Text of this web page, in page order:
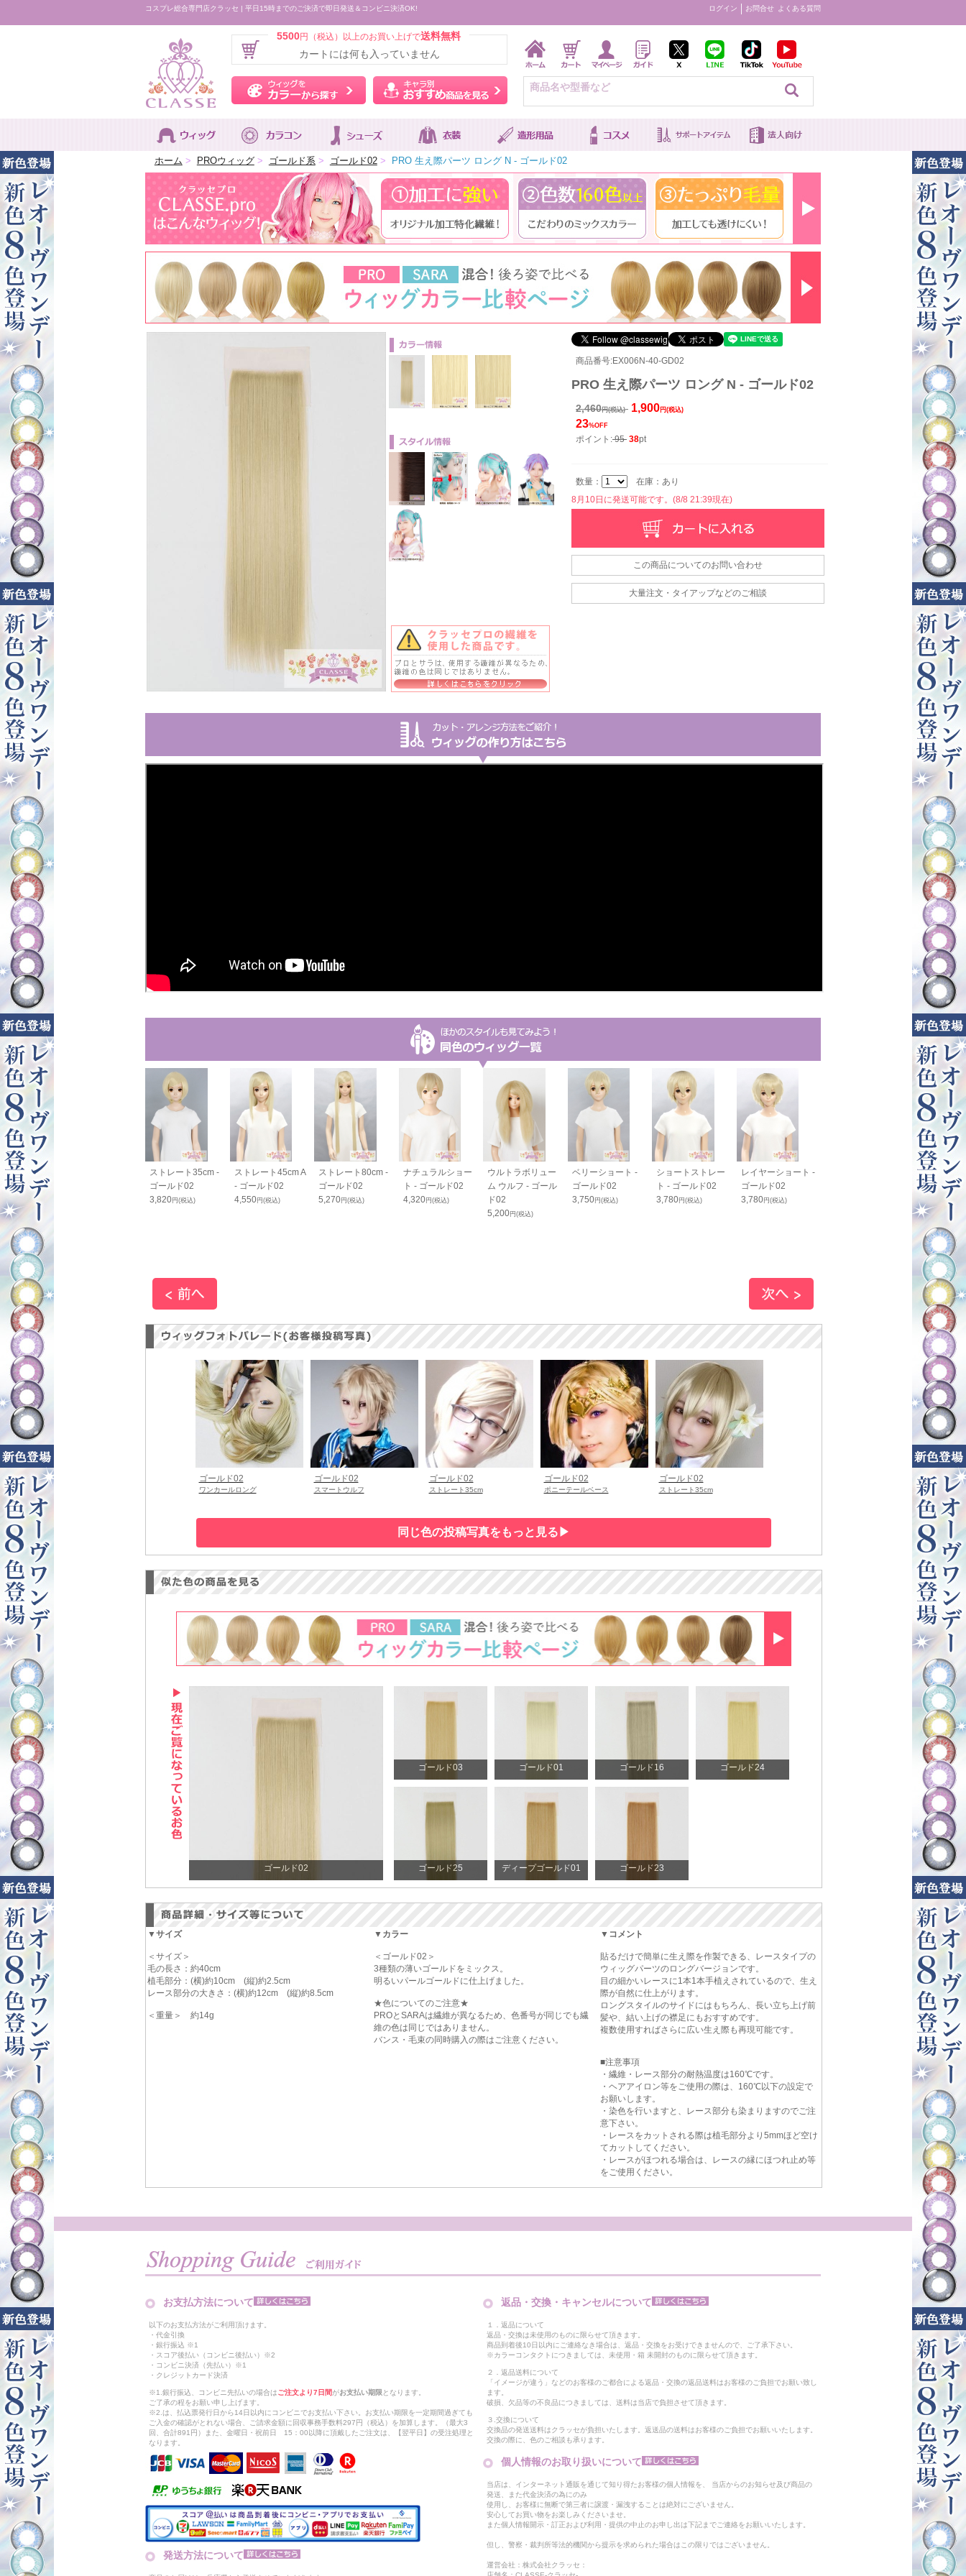
コスプレ総合専門店クラッセ | 平日15時までのご決済で即日発送＆コンビニ決済OK! ログイン お問合せ よくある質問
5500円（税込）以上のお買い上げで送料無料
カートには何も入っていません
ウィッグをカラーから探す キャラ別おすすめ商品を見る
ホーム > PROウィッグ > ゴールド系 > ゴールド02 > PRO 生え際パーツ ロング N - ゴールド02
商品番号:EX006N-40-GD02
PRO 生え際パーツ ロング N - ゴールド02
2,460円(税込) 1,900 円(税込)
23%OFF
ポイント:95 38pt
数量：
在庫：あり
8月10日に発送可能です。(8/8 21:39現在)
この商品についてのお問い合わせ
大量注文・タイアップなどのご相談
テールベー
ールド02
ストレート35cm -
ゴールド02
3,820円(税込)
ストレート45cm A
- ゴールド02
4,550円(税込)
ストレート80cm -
ゴールド02
5,270円(税込)
ナチュラルショー
ト - ゴールド02
4,320円(税込)
ウルトラボリュー
ム ウルフ - ゴール
ド02
5,200円(税込)
ベリーショート -
ゴールド02
3,750円(税込)
ショートストレー
ト - ゴールド02
3,780円(税込)
レイヤーショート -
ゴールド02
3,780円(税込)
スタンダード
ゴールド02
4,050
円(税込)
ゴールド02
ワンカールロング
ゴールド02
スマートウルフ
ゴールド02
ストレート35cm
ゴールド02
ポニーテールベース
ゴールド02
ストレート35cm
ゴールド02
ゴールド03 ゴールド01 ゴールド16 ゴールド24
ゴールド25 ディープゴールド01 ゴールド23
▼サイズ
＜サイズ＞
毛の長さ：約40cm
植毛部分：(横)約10cm (縦)約2.5cm
レース部分の大きさ：(横)約12cm (縦)約8.5cm
＜重量＞ 約14g
▼カラー
＜ゴールド02＞
3種類の薄いゴールドをミックス。
明るいパールゴールドに仕上げました。
★色についてのご注意★
PROとSARAは繊維が異なるため、色番号が同じでも繊
維の色は同じではありません。
バンス・毛束の同時購入の際はご注意ください。
▼コメント
貼るだけで簡単に生え際を作製できる、レースタイプの
ウィッグパーツのロングバージョンです。
目の細かいレースに1本1本手植えされているので、生え
際が自然に仕上がります。
ロングスタイルのサイドにはもちろん、長い立ち上げ前
髪や、結い上げの襟足にもおすすめです。
複数使用すればさらに広い生え際も再現可能です。
■注意事項
・繊維・レース部分の耐熱温度は160℃です。
・ヘアアイロン等をご使用の際は、160℃以下の設定で
お願いします。
・染色を行いますと、レース部分も染まりますのでご注
意下さい。
・レースをカットされる際は植毛部分より5mmほど空け
てカットしてください。
・レースがほつれる場合は、レースの縁にほつれ止め等
をご使用ください。
お支払方法について
以下のお支払方法がご利用頂けます。
・代金引換
・銀行振込 ※1
・スコア後払い（コンビニ後払い）※2
・コンビニ決済（先払い）※1
・クレジットカード決済
※1.銀行振込、コンビニ先払いの場合はご注文より7日間がお支払い期限 となります。
ご了承の程をお願い申し上げます。
※2.は、払込票発行日から14日以内にコンビニでお支払い下さい。お支払い期限を一定期間過ぎても
ご入金の確認がとれない場合、ご請求金額に回収事務手数料297円（税込）を加算します。（最大3
回、合計891円）また、金曜日・祝前日 15：00以降に頂戴したご注文は、【翌平日】の受注処理と
なります。
発送方法について
返品・交換・キャンセルについて
１．返品について
返品・交換は未使用のものに限らせて頂きます。
商品到着後10日以内にご連絡なき場合は、返品・交換をお受けできませんので、ご了承下さい。
※カラーコンタクトにつきましては、未使用・箱 未開封のものに限らせて頂きます。
２．返品送料について
「イメージが違う」などのお客様のご都合による返品・交換の返品送料はお客様のご負担でお願い致し
ます。
破損、欠品等の不良品につきましては、送料は当店で負担させて頂きます。
３.交換について
交換品の発送送料はクラッセが負担いたします。返送品の送料はお客様のご負担でお願いいたします。
交換の際に、色のご相談も承ります。
個人情報のお取り扱いについて
当店は、インターネット通販を通じて知り得たお客様の個人情報を、 当店からのお知らせ及び商品の
発送、また代金決済の為にのみ
使用し、お客様に無断で第三者に譲渡・漏洩することは絶対にございません。
安心してお買い物をお楽しみくださいませ。
また個人情報開示・訂正および利用・提供の中止のお申し出は下記までご連絡をお願いいたします。
但し、警察・裁判所等法的機関から提示を求められた場合はこの限りではございません。
運営会社：株式会社クラッセ：